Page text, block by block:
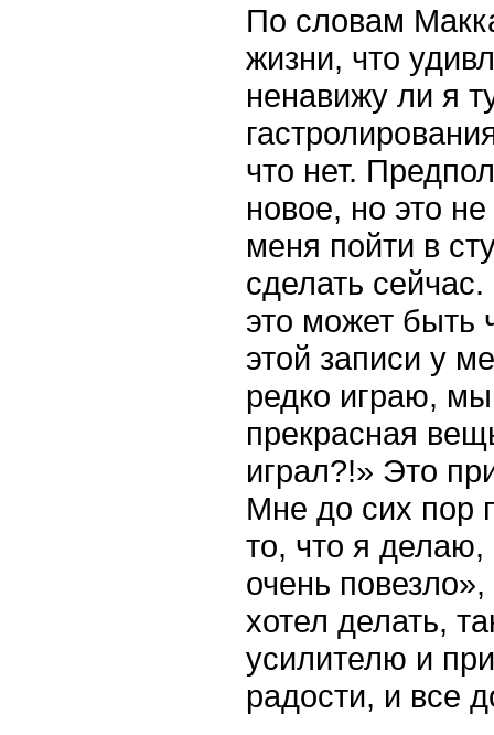
По словам
жизни, что
ненавижу ли я
что нет.
новое, но это
меня пойти в
сделать
это может быть
этой записи у
редко играю,
прекрасная
играл?!» Это
Мне до сих пор
то, что я делаю,
очень
хотел делать,
усилителю и
радости, и все